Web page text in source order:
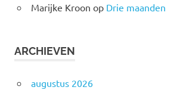
Marijke Kroon op Drie maanden
ARCHIEVEN
augustus 2026